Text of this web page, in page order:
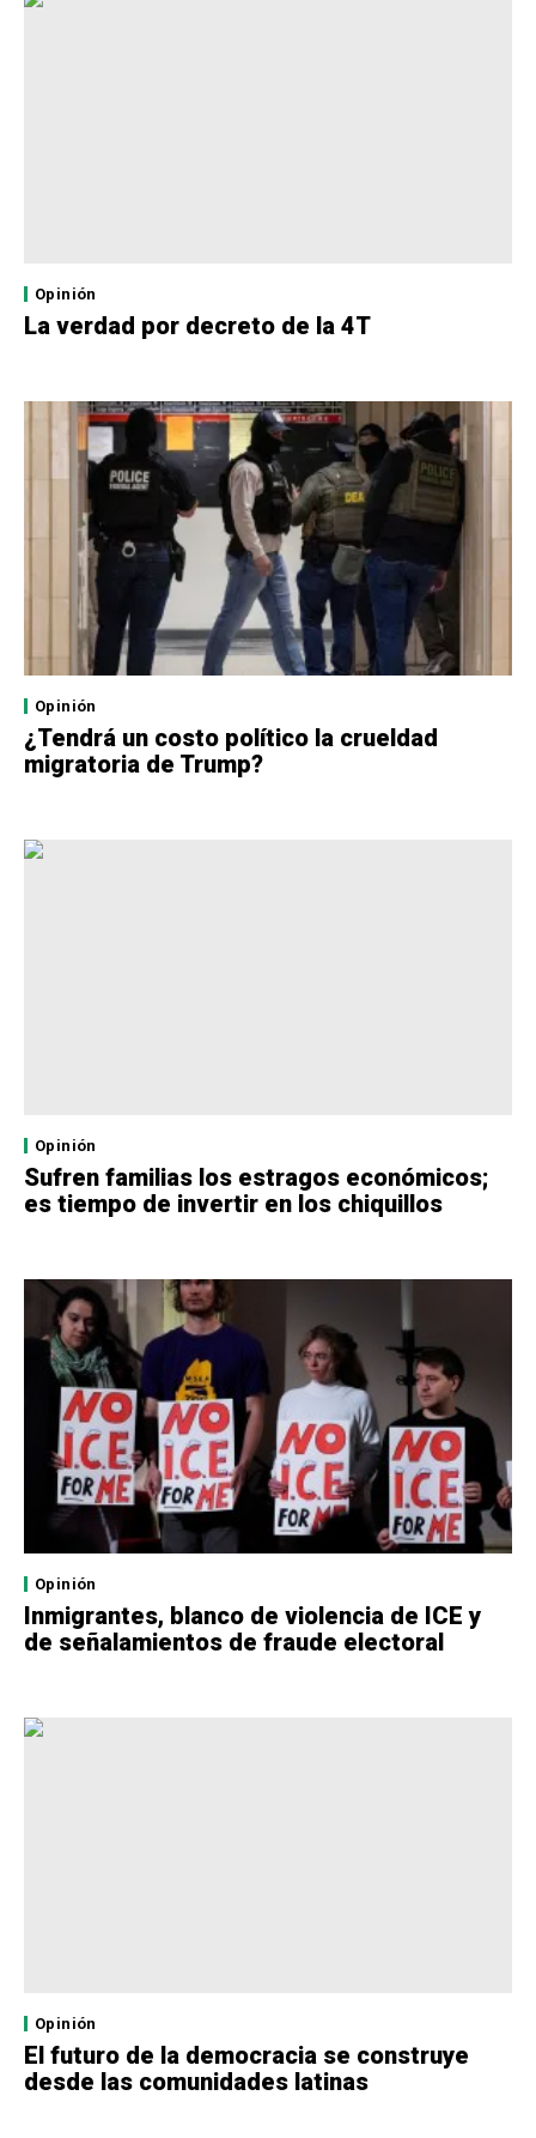
Opinión
La verdad por decreto de la 4T
Opinión
¿Tendrá un costo político la crueldad
migratoria de Trump?
Opinión
Sufren familias los estragos económicos;
es tiempo de invertir en los chiquillos
Opinión
Inmigrantes, blanco de violencia de ICE y
de señalamientos de fraude electoral
Opinión
El futuro de la democracia se construye
desde las comunidades latinas